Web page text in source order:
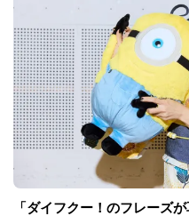
「ダイフクー！のフレーズ